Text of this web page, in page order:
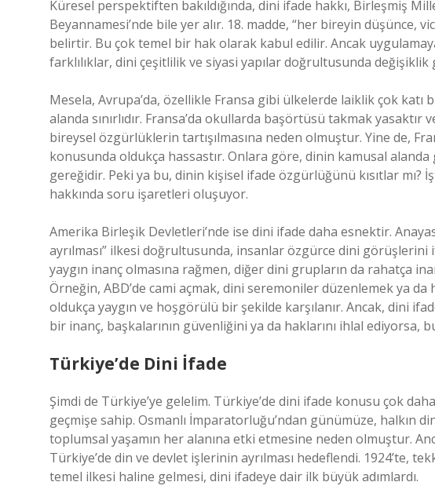
Küresel perspektiften bakıldığında, dini ifade hakkı, Birleşmiş
Beyannamesi’nde bile yer alır. 18. madde, “her bireyin düşünce,
belirtir. Bu çok temel bir hak olarak kabul edilir. Ancak
farklılıklar, dini çeşitlilik ve siyasi yapılar doğrultusunda
Mesela, Avrupa’da, özellikle Fransa gibi ülkelerde laiklik çok
alanda sınırlıdır. Fransa’da okullarda başörtüsü takmak
bireysel özgürlüklerin tartışılmasına neden olmuştur. Yine de,
konusunda oldukça hassastır. Onlara göre, dinin kamusal alanda
gereğidir. Peki ya bu, dinin kişisel ifade özgürlüğünü kısıtlar mı?
hakkında soru işaretleri oluşuyor.
Amerika Birleşik Devletleri’nde ise dini ifade daha esnektir.
ayrılması” ilkesi doğrultusunda, insanlar özgürce dini
yaygın inanç olmasına rağmen, diğer dini grupların da rahatça
Örneğin, ABD’de cami açmak, dini seremoniler düzenlemek ya
oldukça yaygın ve hoşgörülü bir şekilde karşılanır. Ancak, dini
bir inanç, başkalarının güvenliğini ya da haklarını ihlal ediyorsa,
Türkiye’de Dini İfade
Şimdi de Türkiye’ye gelelim. Türkiye’de dini ifade konusu çok
geçmişe sahip. Osmanlı İmparatorluğu’ndan günümüze, halkın
toplumsal yaşamın her alanına etki etmesine neden olmuştur.
Türkiye’de din ve devlet işlerinin ayrılması hedeflendi. 1924’te,
temel ilkesi haline gelmesi, dini ifadeye dair ilk büyük adımlardı.